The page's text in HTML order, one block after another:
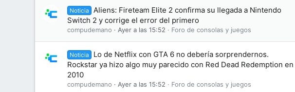
Noticia
Aliens: Fireteam Elite 2 confirma su llegada a Nintendo
Switch 2 y corrige el error del primero
compudemano Ayer a las 15:52 Foro de consolas y juegos
Noticia
Lo de Netflix con GTA 6 no debería sorprendernos.
Rockstar ya hizo algo muy parecido con Red Dead Redemption en
2010
compudemano Ayer a las 15:52 Foro de consolas y juegos